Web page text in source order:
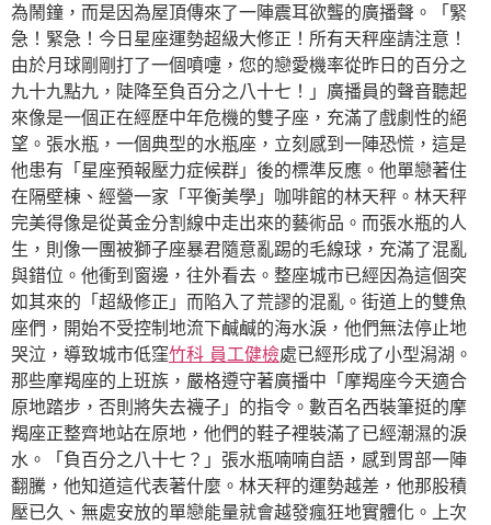
為鬧鐘，而是因為屋頂傳來了一陣震耳欲聾的廣播聲。「緊
急！緊急！今日星座運勢超級大修正！所有天秤座請注意！
由於月球剛剛打了一個噴嚏，您的戀愛機率從昨日的百分之
九十九點九，陡降至負百分之八十七！」廣播員的聲音聽起
來像是一個正在經歷中年危機的雙子座，充滿了戲劇性的絕
望。張水瓶，一個典型的水瓶座，立刻感到一陣恐慌，這是
他患有「星座預報壓力症候群」後的標準反應。他單戀著住
在隔壁棟、經營一家「平衡美學」咖啡館的林天秤。林天秤
完美得像是從黃金分割線中走出來的藝術品。而張水瓶的人
生，則像一團被獅子座暴君隨意亂踢的毛線球，充滿了混亂
與錯位。他衝到窗邊，往外看去。整座城市已經因為這個突
如其來的「超級修正」而陷入了荒謬的混亂。街道上的雙魚
座們，開始不受控制地流下鹹鹹的海水淚，他們無法停止地
哭泣，導致城市低窪竹科 員工健檢處已經形成了小型潟湖。
那些摩羯座的上班族，嚴格遵守著廣播中「摩羯座今天適合
原地踏步，否則將失去襪子」的指令。數百名西裝筆挺的摩
羯座正整齊地站在原地，他們的鞋子裡裝滿了已經潮濕的淚
水。「負百分之八十七？」張水瓶喃喃自語，感到胃部一陣
翻騰，他知道這代表著什麼。林天秤的運勢越差，他那股積
壓已久、無處安放的單戀能量就會越發瘋狂地實體化。上次